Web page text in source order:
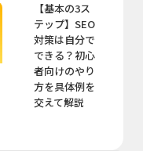
【基本の3ス
テップ】SEO
対策は自分で
できる？初心
者向けのやり
方を具体例を
交えて解説